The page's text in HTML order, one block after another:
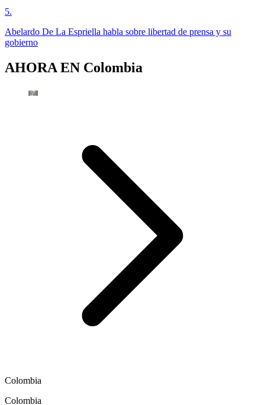
5.
Abelardo De La Espriella habla sobre libertad de prensa y su
gobierno
AHORA EN Colombia
Colombia
Colombia